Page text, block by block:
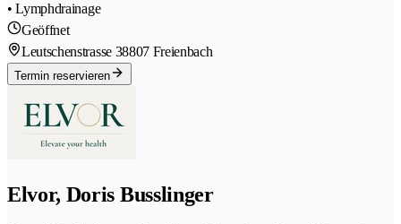
• Lymphdrainage
Geöffnet
Leutschenstrasse 38807 Freienbach
Termin reservieren
Elvor, Doris Busslinger